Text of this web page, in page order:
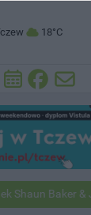
18°C
& Jessica Jean